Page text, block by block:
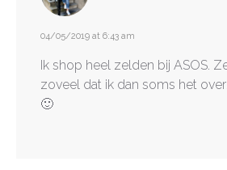
04/05/2019 at 6:43 am
Ik shop heel zelden bij ASOS.
zoveel dat ik dan soms het
🙂